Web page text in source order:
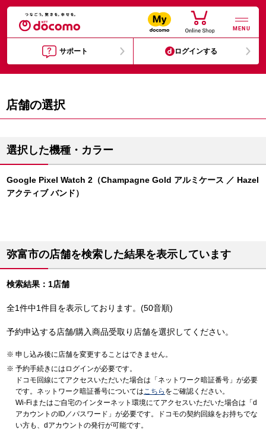
MENU
サポート ログインする
店舗の選択
選択した機種・カラー
Google Pixel Watch 2（Champagne Gold アルミケース ／ Hazel
アクティブ バンド）
弥富市の店舗を検索した結果を表示しています
検索結果：1店舗
全1件中1件目を表示しております。(50音順)
予約申込する店舗/購入商品受取り店舗を選択してください。
申し込み後に店舗を変更することはできません。
予約手続きにはログインが必要です。
ドコモ回線にてアクセスいただいた場合は「ネットワーク暗証番号」が必要
です。ネットワーク暗証番号についてはこちら をご確認ください。
Wi-Fiまたはご自宅のインターネット環境にてアクセスいただいた場合は「d
アカウントのID／パスワード」が必要です。ドコモの契約回線をお持ちでな
い方も、dアカウントの発行が可能です。